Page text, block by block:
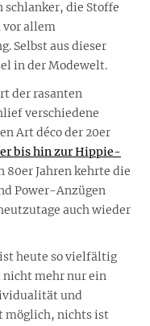
die Stoffe
vor allem
Selbst aus dieser
in der Modewelt.
der rasanten
verschiedene
Art déco der 20er
bis hin zur Hippie-
80er Jahren kehrte die
Power-Anzügen
auch wieder
heute so vielfältig
nicht mehr nur ein
und
möglich, nichts ist